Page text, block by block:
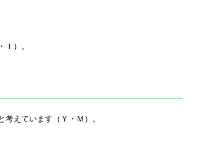
）。
えています（Ｙ・Ｍ）。